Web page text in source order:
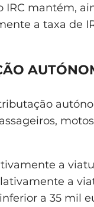
IRC mantém,
a taxa de
a
a
a 35 mil